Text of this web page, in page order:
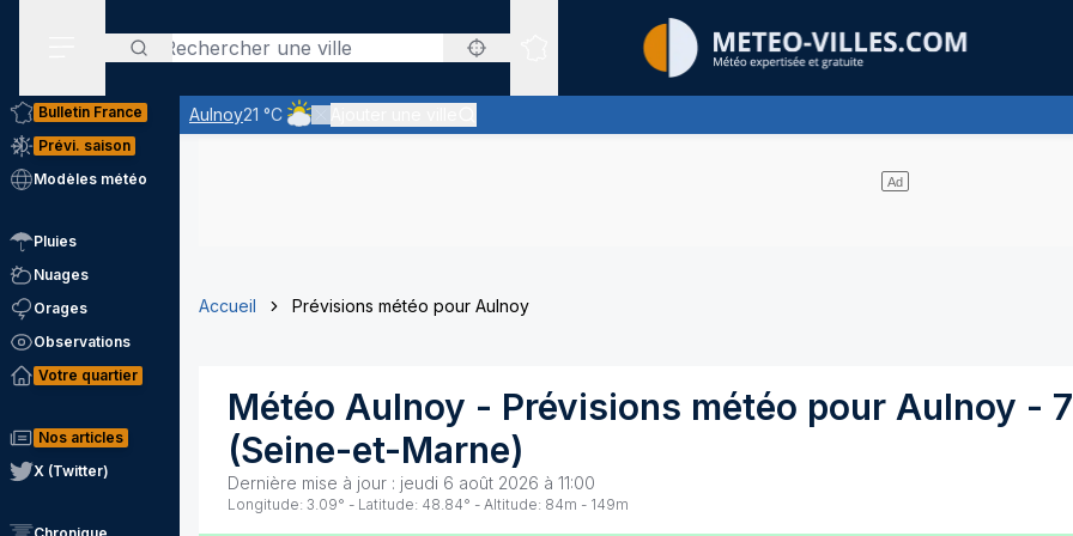
Rechercher
Sites expertis&eacute;s
Aulnoy21 °C
Ciel nuageux - les éclaircies et les nuages se partagent le ciel - pas de pluie
Bulletin France
Prévi. saison
Modèles météo
Pluies
Nuages
Orages
Observations
Votre quartier
Nos articles
X (Twitter)
Accueil Prévisions météo pour Aulnoy
Météo Aulnoy - Prévisions météo pour Aulnoy -
(Seine-et-Marne)
Dernière mise à jour : jeudi 6 août 2026 à 11:00
Longitude: 3.09° - Latitude: 48.84° - Altitude: 84m - 149m